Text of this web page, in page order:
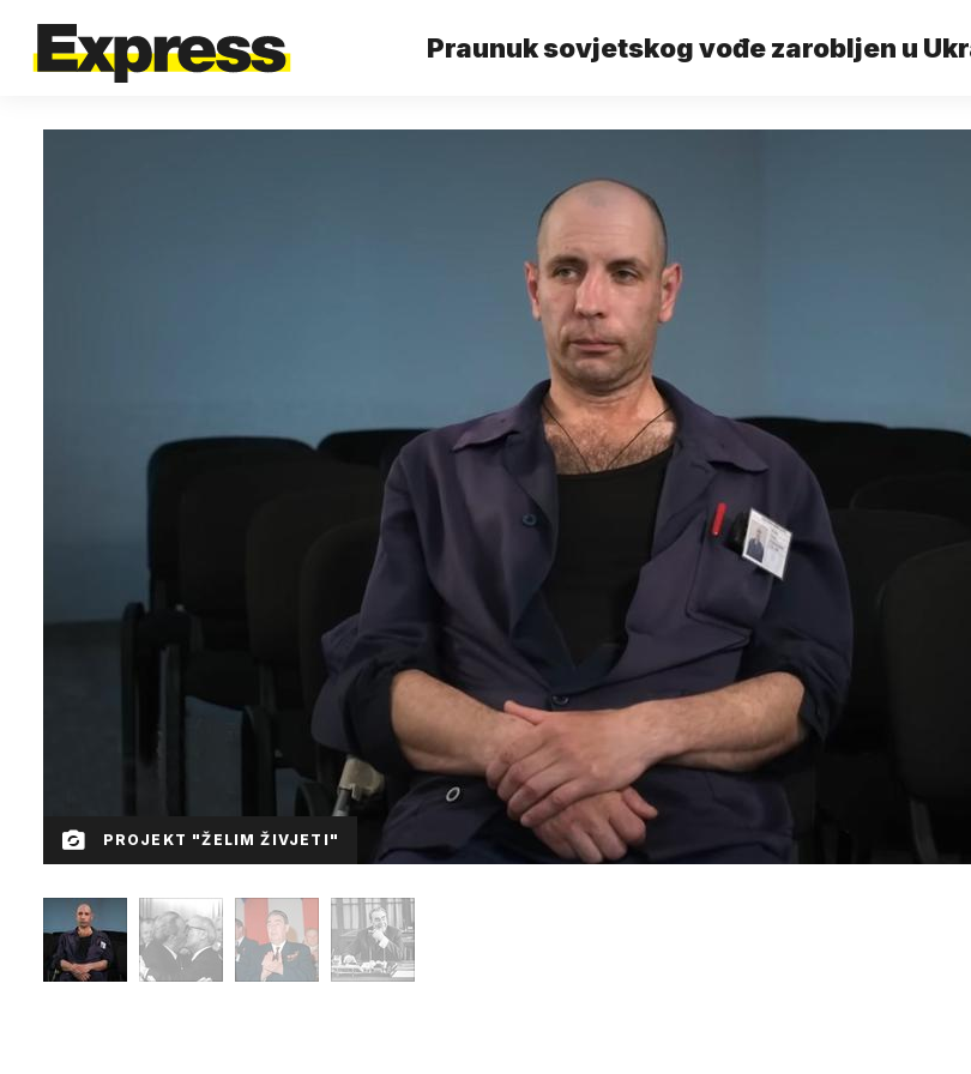
Praunuk sovjetskog vođe zarobljen u
PROJEKT "ŽELIM ŽIVJETI"